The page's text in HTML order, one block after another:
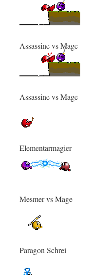
Assassine vs Mage
Assassine vs Mage
Elementarmagier
Mesmer vs Mage
Paragon Schrei